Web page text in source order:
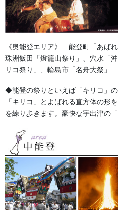
《奥能登エリア》 能登町「あば
珠洲飯田「燈籠山祭り」、穴水「
リコ祭り」、輪島市「名舟大祭」
◆能登の祭りといえば「キリコ」の
「キリコ」とよばれる直方体の形
を練り歩きます。豪快な宇出津の